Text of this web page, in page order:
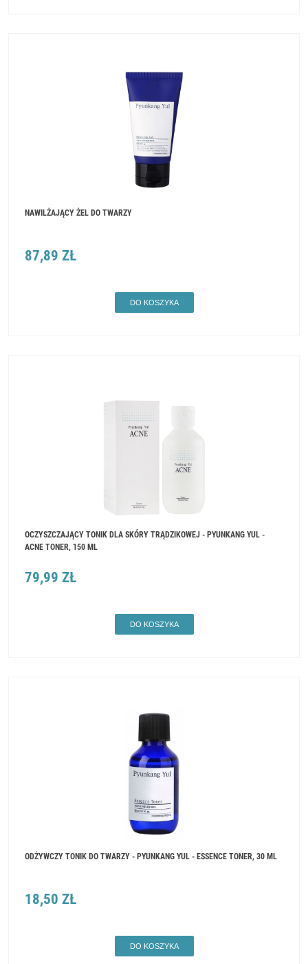
NAWILŻAJĄCY ŻEL DO TWARZY
87,89 ZŁ
DO KOSZYKA
OCZYSZCZAJĄCY TONIK DLA SKÓRY TRĄDZIKOWEJ - PYUNKANG YUL -
ACNE TONER, 150 ML
79,99 ZŁ
DO KOSZYKA
ODŻYWCZY TONIK DO TWARZY - PYUNKANG YUL - ESSENCE TONER, 30 ML
18,50 ZŁ
DO KOSZYKA